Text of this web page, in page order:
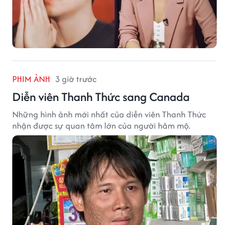
PHIM ẢNH 3 giờ trước
Diễn viên Thanh Thức sang Canada
Những hình ảnh mới nhất của diễn viên Thanh Thức
nhận được sự quan tâm lớn của người hâm mộ.